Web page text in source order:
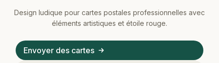
Design ludique pour cartes postales professionnelles avec
éléments artistiques et étoile rouge.
Envoyer des cartes